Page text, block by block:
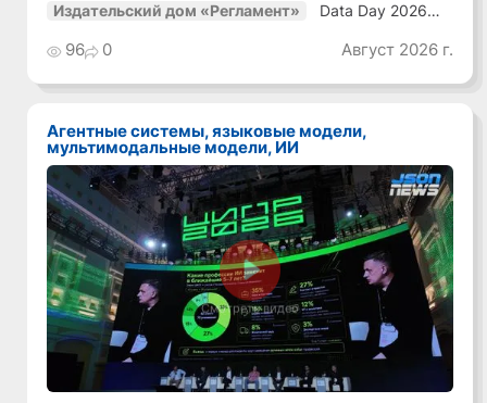
Издательский дом «Регламент»
Data Day 2026
Как сохранять
уверенный курс
среде»
96 0 Август 2026 г.
Агентные системы, языковые модели,
мультимодальные модели, ИИ
Смотреть видео